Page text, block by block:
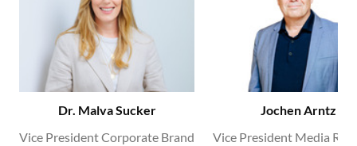
Dr. Malva Sucker
Vice President Corporate Brand
Jochen Arntz
Vice President Media